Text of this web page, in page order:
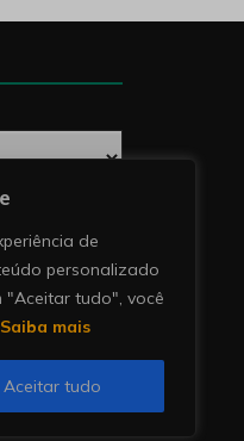
de
personalizado
"Aceitar tudo", você
Saiba mais
Aceitar tudo